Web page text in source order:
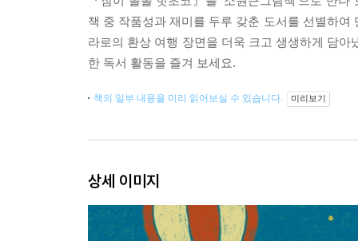
책 중 작품성과 재미를 두루 갖춘 도서를 선별하
라로의 환상 여행 장면을 더욱 크고 생생하게 담
한 독서 활동을 즐겨 보세요.
책의 일부 내용을 미리 읽어보실 수 있습니다. 미리보기
상세 이미지